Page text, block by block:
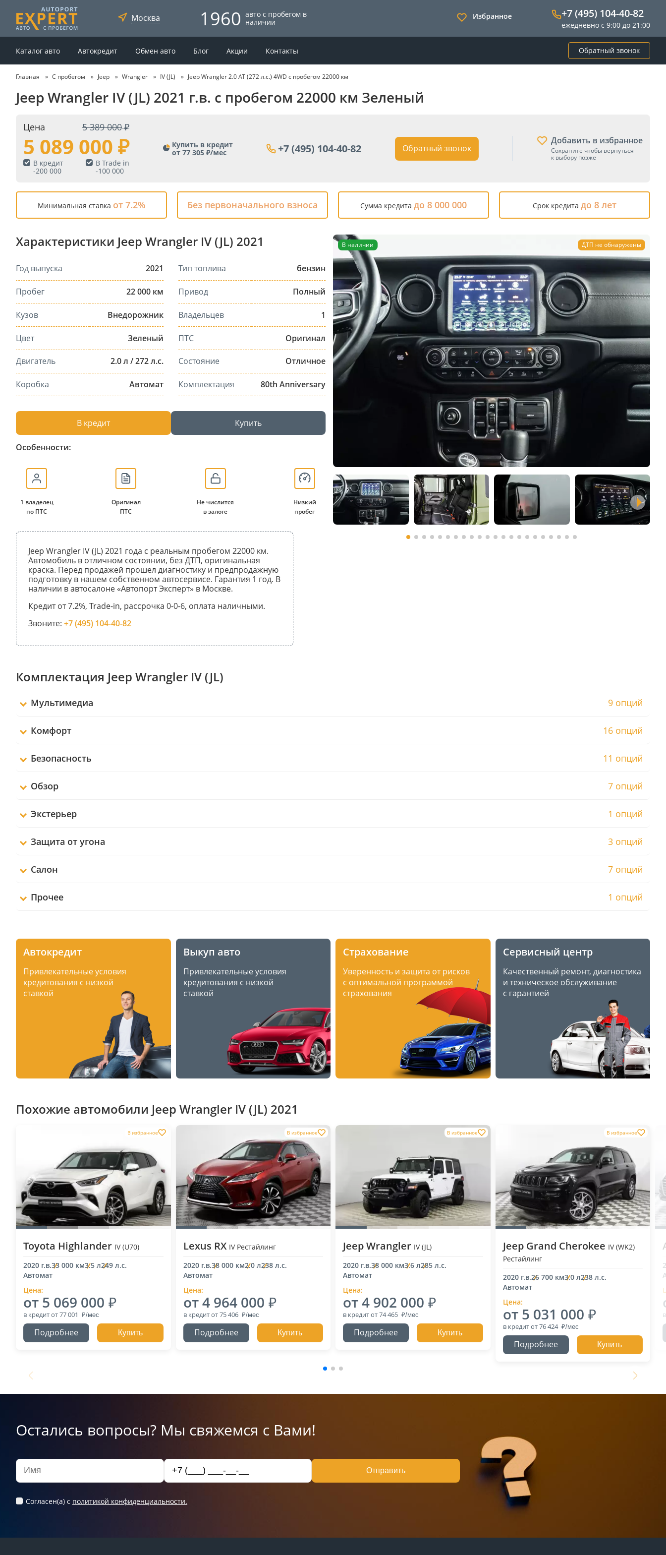
Москва 1960 авто с пробегом в
наличии
Избранное +7 (495) 104-40-82
ежедневно с 9:00 до 21:00
Каталог авто Автокредит Обмен авто Блог Акции Контакты Обратный звонок
Главная С пробегом Jeep Wrangler IV (JL) Jeep Wrangler 2.0 AT (272 л.с.) 4WD с пробегом 22000 км
Jeep Wrangler IV (JL) 2021 г.в. с пробегом 22000 км Зеленый
Цена 5 389 000
5 089 000
В кредит
-200 000
В Trade in
-100 000
Купить в кредит
от 77 305 ₽/мес
+7 (495) 104-40-82 Обратный звонок
Добавить в избранное
Сохраните чтобы вернуться
к выбору позже
Минимальная ставка от 7.2% Без первоначального взноса Сумма кредита до 8 000 000 Срок кредита до 8 лет
Характеристики Jeep Wrangler IV (JL) 2021
Год выпуска 2021
Пробег 22 000 км
Кузов Внедорожник
Цвет Зеленый
Двигатель 2.0 л / 272 л.с.
Коробка Автомат
Тип топлива бензин
Привод Полный
Владельцев 1
ПТС Оригинал
Состояние Отличное
Комплектация 80th Anniversary
В кредит Купить
Особенности:
1 владелец
по ПТС
Оригинал
ПТС
Не числится
в залоге
Низкий
пробег
Jeep Wrangler IV (JL) 2021 года с реальным пробегом 22000 км.
Автомобиль в отличном состоянии, без ДТП, оригинальная
краска. Перед продажей прошел диагностику и предпродажную
подготовку в нашем собственном автосервисе. Гарантия 1 год. В
наличии в автосалоне «Автопорт Эксперт» в Москве.
Кредит от 7.2%, Trade-in, рассрочка 0-0-6, оплата наличными.
Звоните: +7 (495) 104-40-82
В наличии ДТП не обнаружены
Комплектация Jeep Wrangler IV (JL)
Мультимедиа 9 опций
Комфорт 16 опций
Безопасность 11 опций
Обзор 7 опций
Экстерьер 1 опций
Защита от угона 3 опций
Салон 7 опций
Прочее 1 опций
Автокредит
Привлекательные условия
кредитования с низкой
ставкой
Выкуп авто
Привлекательные условия
кредитования с низкой
ставкой
Страхование
Уверенность и защита от рисков
с оптимальной программой
страхования
Сервисный центр
Качественный ремонт, диагностика
и техническое обслуживание
с гарантией
Похожие автомобили Jeep Wrangler IV (JL) 2021
В избранное
Toyota Highlander IV (U70)
2020 г.в.33 000 км3.5 л249 л.с.
Автомат
Цена:
от 5 069 000
в кредитот 77 001
Подробнее Купить
В избранное
Lexus RX IV Рестайлинг
2020 г.в.38 000 км2.0 л238 л.с.
Автомат
Цена:
от 4 964 000
в кредитот 75 406
Подробнее Купить
В избранное
Jeep Wrangler IV (JL)
2020 г.в.38 000 км3.6 л285 л.с.
Автомат
Цена:
от 4 902 000
в кредитот 74 465
Подробнее Купить
В избранное
Jeep Grand Cherokee IV (WK2)
Рестайлинг
2020 г.в.26 700 км3.0 л238 л.с.
Автомат
Цена:
от 5 031 000
в кредитот 76 424
Подробнее Купить
Остались вопросы? Мы свяжемся с Вами!
Отправить
Согласен(а) c политикой конфиденциальности.